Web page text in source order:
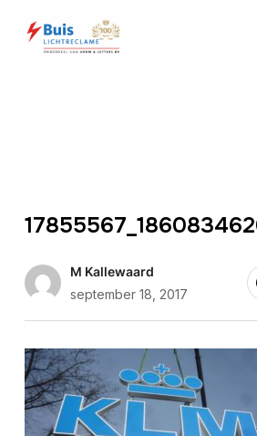
M Kallewaard
september 18, 2017